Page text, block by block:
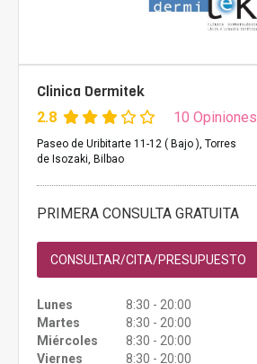
Clinica Dermitek
2.8 10 Opiniones
Paseo de Uribitarte 11-12 ( Bajo ), Torres
de Isozaki, Bilbao
PRIMERA CONSULTA GRATUITA
CONSULTAR/CITA/PRESUPUESTO
Lunes
8:30 - 20:00
Martes
8:30 - 20:00
Miércoles
8:30 - 20:00
Viernes
8:30 - 20:00